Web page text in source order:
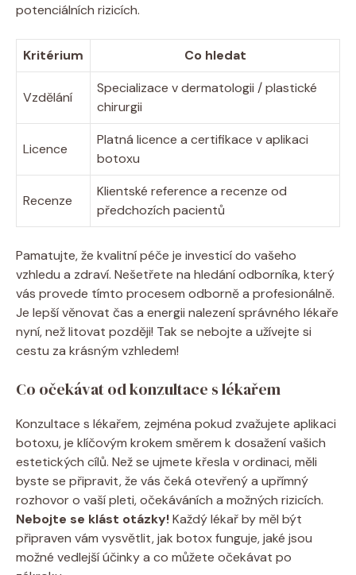
potenciálních rizicích.
Kritérium Co hledat
Vzdělání
Specializace v dermatologii / plastické
chirurgii
Licence
Platná licence a certifikace v aplikaci
botoxu
Recenze
Klientské reference a recenze od
předchozích pacientů
Pamatujte, že kvalitní péče je investicí do vašeho
vzhledu a zdraví. Nešetřete na hledání odborníka, který
vás provede tímto procesem odborně a profesionálně.
Je lepší věnovat čas a energii nalezení správného lékaře
nyní, než litovat později! Tak se nebojte a užívejte si
cestu za krásným vzhledem!
Co očekávat od konzultace s lékařem
Konzultace s lékařem, zejména pokud zvažujete aplikaci
botoxu, je klíčovým krokem směrem k dosažení vašich
estetických cílů. Než se ujmete křesla v ordinaci, měli
byste se připravit, že vás čeká otevřený a upřímný
rozhovor o vaší pleti, očekáváních a možných rizicích.
Nebojte se klást otázky!Každý lékař by měl být
připraven vám vysvětlit, jak botox funguje, jaké jsou
možné vedlejší účinky a co můžete očekávat po